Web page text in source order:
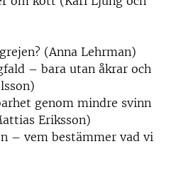
(Anna Lehrman)
– bara utan åkrar och
genom mindre svinn
Eriksson)
– vem bestämmer vad vi